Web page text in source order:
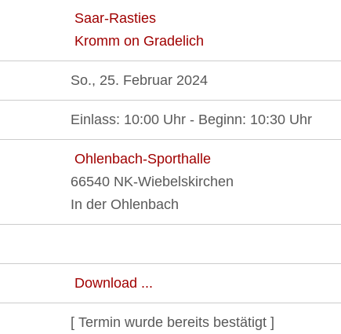
Saar-Rasties
Kromm on Gradelich
So., 25. Februar 2024
Einlass: 10:00 Uhr - Beginn: 10:30 Uhr
Ohlenbach-Sporthalle
66540 NK-Wiebelskirchen
In der Ohlenbach
Download ...
[ Termin wurde bereits bestätigt ]